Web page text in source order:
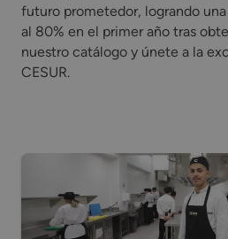
futuro prometedor, logrando
al 80% en el primer año tras
nuestro catálogo y únete a la
CESUR.